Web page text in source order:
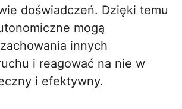
doświadczeń. Dzięki temu
mogą
innych
i reagować na nie w
i efektywny.